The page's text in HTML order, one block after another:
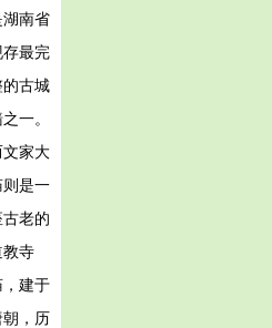
湖南省
存最完
的古城
一。
文家大
则是一
古老的
教寺
，建于
朝，历